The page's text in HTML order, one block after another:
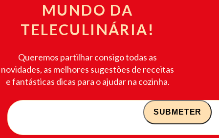
MUNDO DA
TELECULINÁRIA!
Queremos partilhar consigo todas as
novidades, as melhores sugestões de receitas
e fantásticas dicas para o ajudar na cozinha.